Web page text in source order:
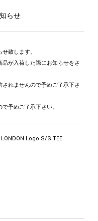
らせ
致します。
が入荷した際にお知らせをさ
れませんので予めご了承下さ
予めご了承下さい。
Logo S/S TEE